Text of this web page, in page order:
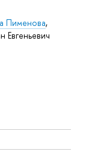
Пименова,
Евгеньевич